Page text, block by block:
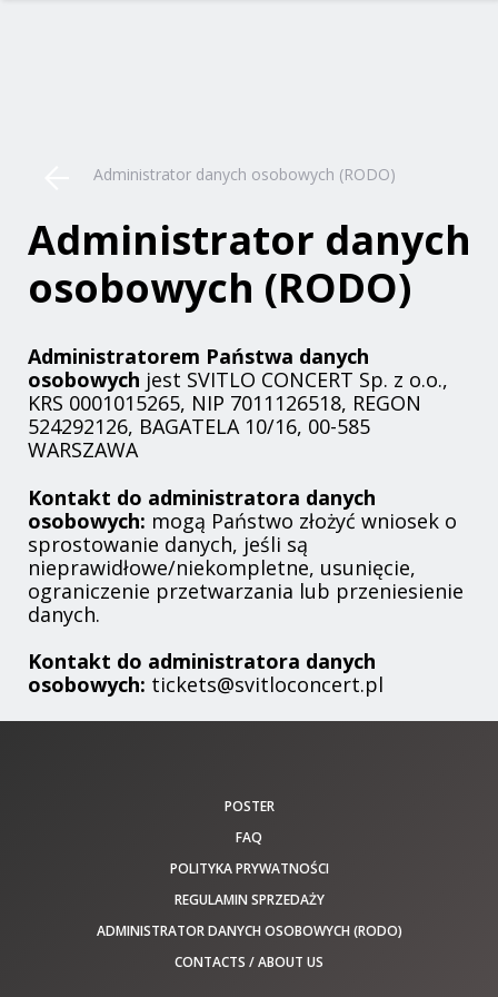
Administrator danych osobowych (RODO)
Administrator danych
osobowych (RODO)
Administratorem Państwa danych
osobowych jest SVITLO CONCERT Sp. z o.o.,
KRS 0001015265, NIP 7011126518, REGON
524292126, BAGATELA 10/16, 00-585
WARSZAWA
Kontakt do administratora danych
osobowych: mogą Państwo złożyć wniosek o
sprostowanie danych, jeśli są
nieprawidłowe/niekompletne, usunięcie,
ograniczenie przetwarzania lub przeniesienie
danych.
Kontakt do administratora danych
osobowych: tickets@svitloconcert.pl
POSTER
FAQ
POLITYKA PRYWATNOŚCI
REGULAMIN SPRZEDAŻY
ADMINISTRATOR DANYCH OSOBOWYCH (RODO)
CONTACTS / ABOUT US